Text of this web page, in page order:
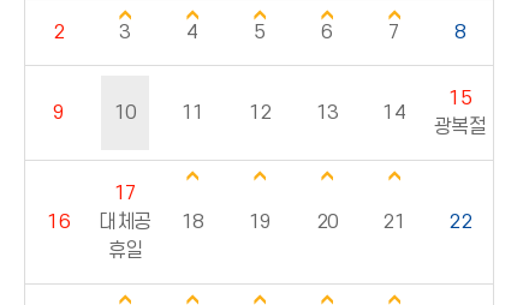
2 3 4 5 6 7 8
9 10 11 12 13 14
15
광복절
16
17
대체공
휴일
18 19 20 21 22